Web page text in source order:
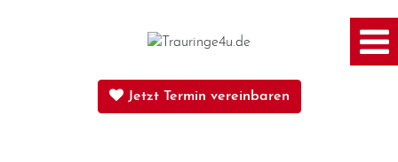
Jetzt Termin vereinbaren
Home